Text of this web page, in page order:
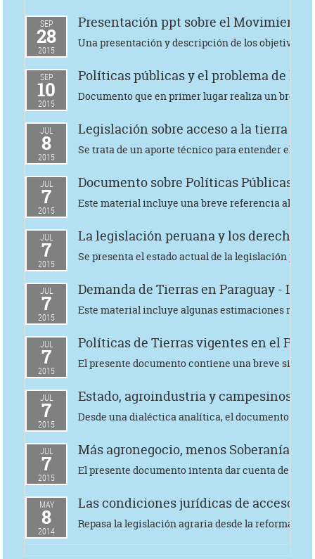
SEP
28
2015
Presentación ppt sobre el Movimiento,
Una presentación y descripción de los objetivos,
SEP
10
2015
Políticas públicas y el problema de la
Documento que en primer lugar realiza un breve
JUL
8
2015
Legislación sobre acceso a la tierra en
Se trata de un aporte técnico para entender el
JUL
7
2015
Documento sobre Políticas Públicas -
Este material incluye una breve referencia al
JUL
7
2015
La legislación peruana y los derechos
Se presenta el estado actual de la legislación
JUL
7
2015
Demanda de Tierras en Paraguay -
Este material incluye algunas estimaciones
JUL
7
2015
Políticas de Tierras vigentes en el Perú
El presente documento contiene una breve
JUL
7
2015
Estado, agroindustria y campesinos en
Desde una dialéctica analítica, el documento
JUL
7
2015
Más agronegocio, menos Soberanía
El presente documento intenta dar cuenta de lo
MAY
8
2014
Las condiciones jurídicas de acceso a
Repasa la legislación agraria desde la reforma de